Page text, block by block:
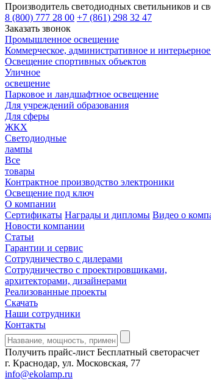
Производитель светодиодных светильников и
8 (800) 777 28 00 +7 (861) 298 32 47
Заказать звонок
Промышленное освещение
Коммерческое, административное и
Освещение спортивных объектов
Уличное
освещение
Парковое и ландшафтное освещение
Для учреждений образования
Для сферы
ЖКХ
Светодиодные
лампы
Все
товары
Контрактное производство электроники
Освещение под ключ
О компании
Сертификаты Награды и дипломы Видео о
Новости компании
Статьи
Гарантии и сервис
Сотрудничество с дилерами
Сотрудничество с проектировщиками,
архитекторами, дизайнерами
Реализованные проекты
Скачать
Наши сотрудники
Контакты
Получить прайс-лист Бесплатный светорасчет
г. Краснодар, ул. Московская, 77
info@ekolamp.ru